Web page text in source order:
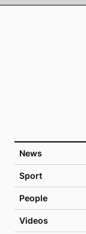
News
Sport
People
Videos